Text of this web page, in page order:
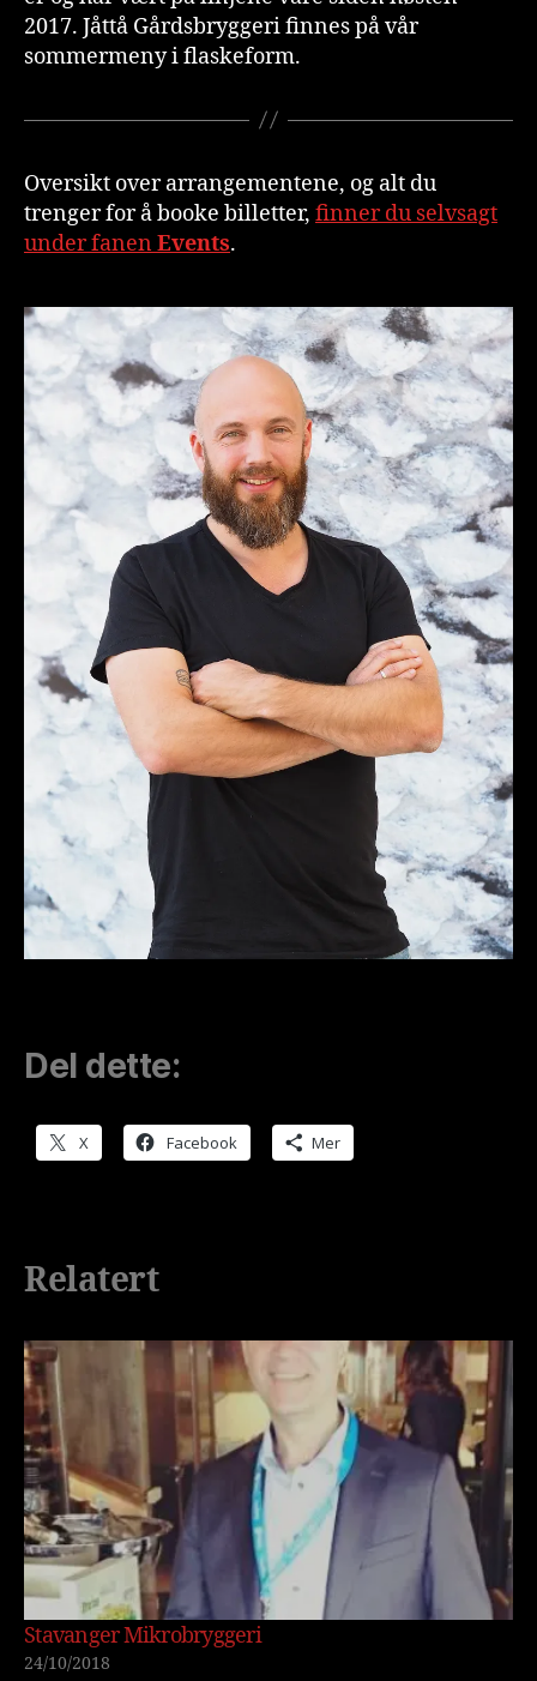
2017. Jåttå Gårdsbryggeri finnes på vår
sommermeny i flaskeform.
Oversikt over arrangementene, og alt du
trenger for å booke billetter, finner du selvsagt
under fanen Events.
Del dette:
X Facebook Mer
Relatert
Stavanger Mikrobryggeri
24/10/2018